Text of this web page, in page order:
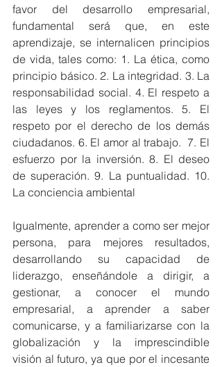
favor del desarrollo empresarial,
fundamental será que, en este
aprendizaje, se internalicen principios
de vida, tales como: 1. La ética, como
principio básico. 2. La integridad. 3. La
responsabilidad social. 4. El respeto a
las leyes y los reglamentos. 5. El
respeto por el derecho de los demás
ciudadanos. 6. El amor al trabajo.  7. El
esfuerzo por la inversión. 8. El deseo
de superación. 9. La puntualidad. 10.
La conciencia ambiental
Igualmente, aprender a como ser mejor
persona, para mejores resultados,
desarrollando su capacidad de
liderazgo, enseñándole a dirigir, a
gestionar, a conocer el mundo
empresarial, a aprender a saber
comunicarse, y a familiarizarse con la
globalización y la imprescindible
visión al futuro, ya que por el incesante